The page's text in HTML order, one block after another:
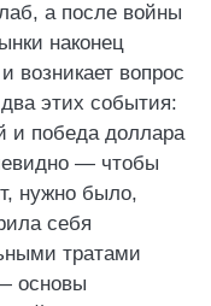
а после войны
наконец
возникает вопрос
этих события:
и победа доллара
— чтобы
нужно было,
себя
тратами
основы